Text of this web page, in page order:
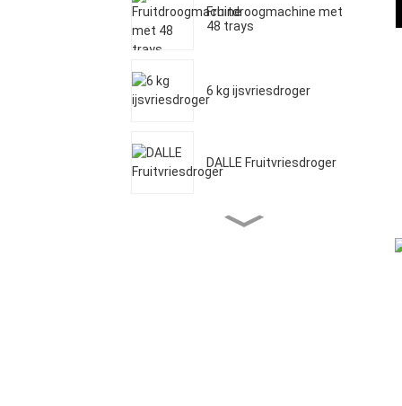
Fruitdroogmachine met
48 trays
6 kg ijsvriesdroger
DALLE Fruitvriesdroger
Vriesdroogmachine voor